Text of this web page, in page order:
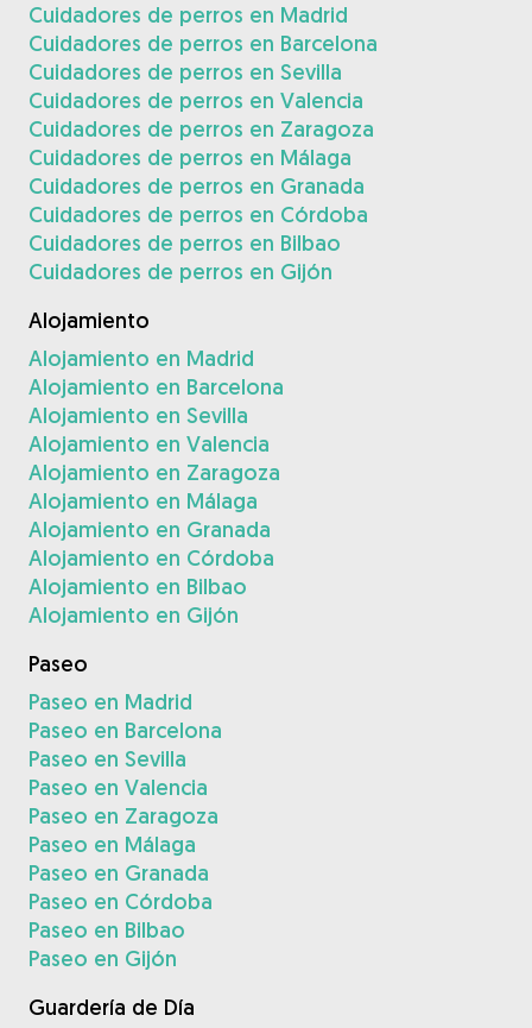
Cuidadores de perros en Madrid
Cuidadores de perros en Barcelona
Cuidadores de perros en Sevilla
Cuidadores de perros en Valencia
Cuidadores de perros en Zaragoza
Cuidadores de perros en Málaga
Cuidadores de perros en Granada
Cuidadores de perros en Córdoba
Cuidadores de perros en Bilbao
Cuidadores de perros en Gijón
Alojamiento
Alojamiento en Madrid
Alojamiento en Barcelona
Alojamiento en Sevilla
Alojamiento en Valencia
Alojamiento en Zaragoza
Alojamiento en Málaga
Alojamiento en Granada
Alojamiento en Córdoba
Alojamiento en Bilbao
Alojamiento en Gijón
Paseo
Paseo en Madrid
Paseo en Barcelona
Paseo en Sevilla
Paseo en Valencia
Paseo en Zaragoza
Paseo en Málaga
Paseo en Granada
Paseo en Córdoba
Paseo en Bilbao
Paseo en Gijón
Guardería de Día